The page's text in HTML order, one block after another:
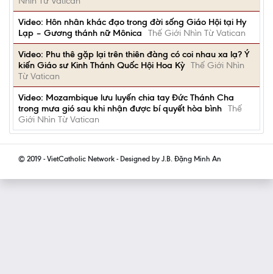
Video: Hôn nhân khác đạo trong đời sống Giáo Hội tại Hy
Lạp – Gương thánh nữ Mônica
Thế Giới Nhìn Từ Vatican
Video: Phu thê gặp lại trên thiên đàng có coi nhau xa lạ? Ý
kiến Giáo sư Kinh Thánh Quốc Hội Hoa Kỳ Thế Giới Nhìn
Từ Vatican
Video: Mozambique lưu luyến chia tay Đức Thánh Cha
trong mưa gió sau khi nhận được bí quyết hòa bình Thế
Giới Nhìn Từ Vatican
© 2019 - VietCatholic Network - Designed by J.B. Đặng Minh An